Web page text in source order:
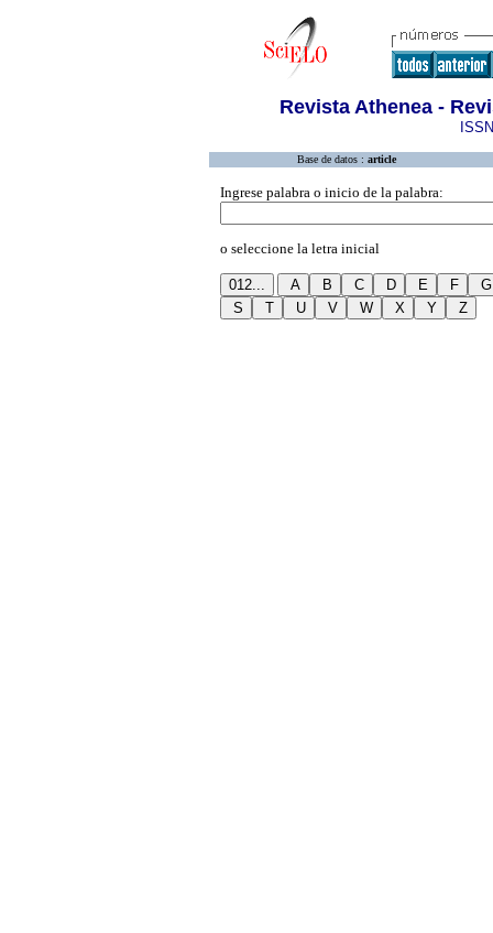
Revista Athenea -
Base de datos : article
Ingrese palabra o inicio de la palabra:
o seleccione la letra inicial